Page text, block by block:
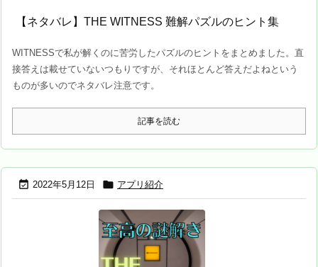
【ネタバレ】THE WITNESS 難解パズルのヒント集
WITNESSで私が解くのに苦労したパズルのヒントをまとめました。直
接答えは載せていないつもりですが、それほとんど答えだよねという
ものが多いのでネタバレ注意です。
記事を読む
 2022年5月12日  アプリ紹介